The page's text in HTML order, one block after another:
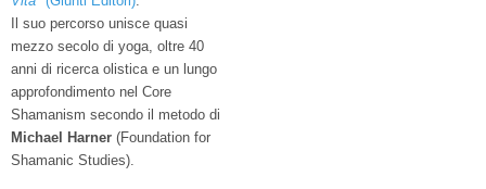
Il suo percorso unisce quasi
mezzo secolo di yoga, oltre 40
anni di ricerca olistica e un lungo
approfondimento nel Core
Shamanism secondo il metodo di
Michael Harner (Foundation for
Shamanic Studies).